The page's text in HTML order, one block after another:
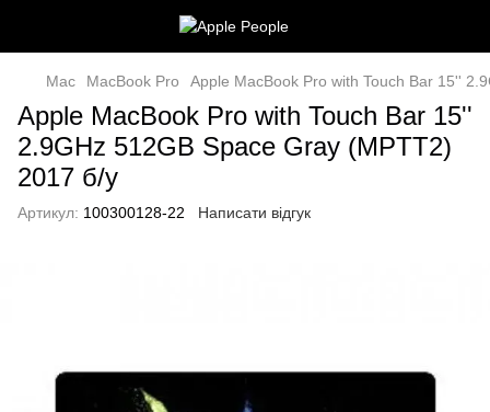
Mac MacBook Pro Apple MacBook Pro with Touch Bar 15''
Apple MacBook Pro with Touch Bar 15''
2.9GHz 512GB Space Gray (MPTT2)
2017 б/у
Артикул: 100300128-22 Написати відгук